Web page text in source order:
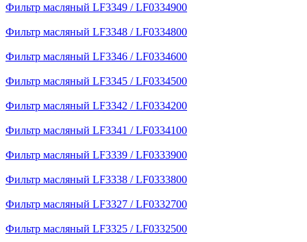
Фильтр масляный LF3349 / LF0334900
Фильтр масляный LF3348 / LF0334800
Фильтр масляный LF3346 / LF0334600
Фильтр масляный LF3345 / LF0334500
Фильтр масляный LF3342 / LF0334200
Фильтр масляный LF3341 / LF0334100
Фильтр масляный LF3339 / LF0333900
Фильтр масляный LF3338 / LF0333800
Фильтр масляный LF3327 / LF0332700
Фильтр масляный LF3325 / LF0332500